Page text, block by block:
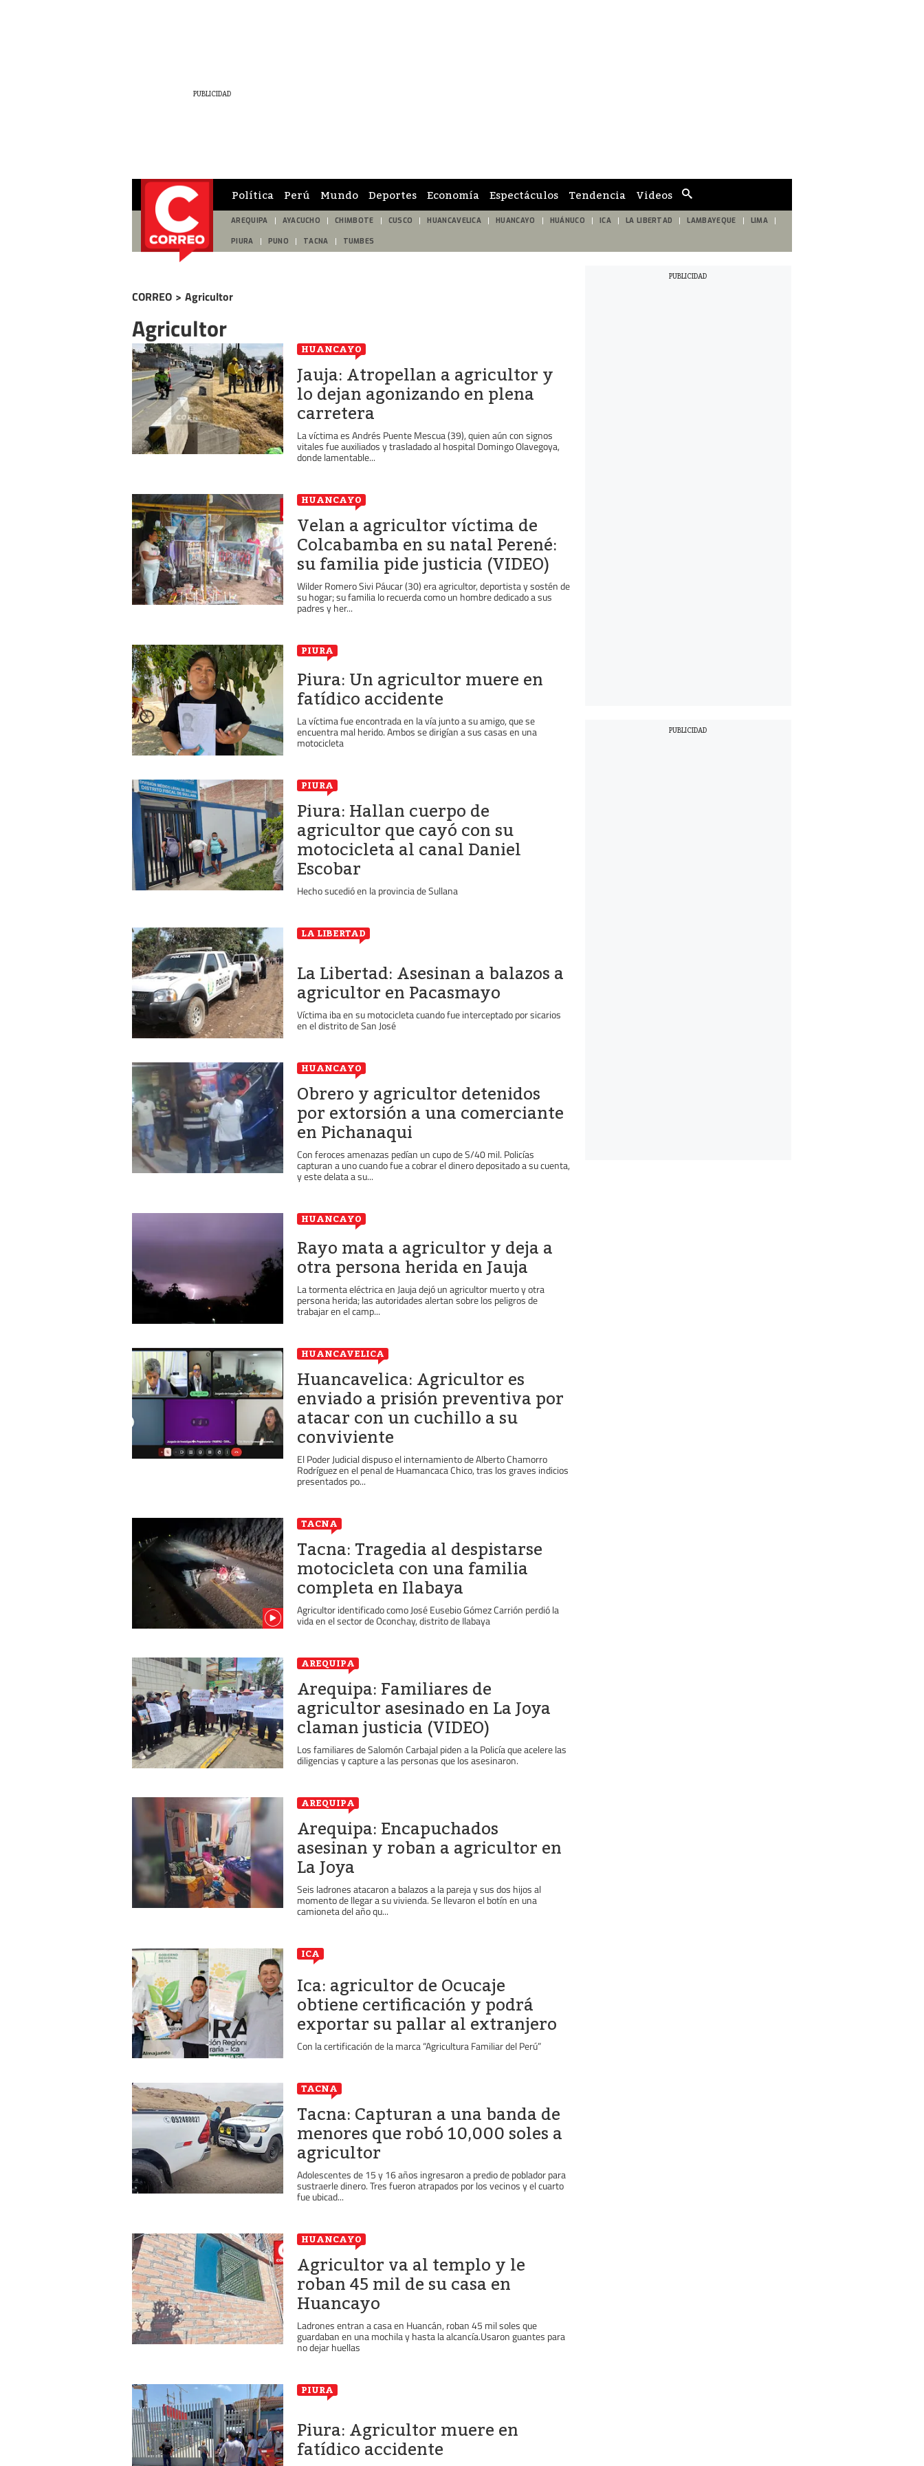
de
búsqueda
Política Perú Mundo Deportes Economía Espectáculos Tendencia Videos
AREQUIPA AYACUCHO CHIMBOTE CUSCO HUANCAVELICA HUANCAYO HUÁNUCO ICA LA LIBERTAD LAMBAYEQUE LIMA
PIURA PUNO TACNA TUMBES
CORREO > Agricultor
Agricultor
HUANCAYO
Jauja: Atropellan a agricultor y
lo dejan agonizando en plena
carretera
La víctima es Andrés Puente Mescua (39), quien aún con signos
vitales fue auxiliados y trasladado al hospital Domingo Olavegoya,
donde lamentable...
HUANCAYO
Velan a agricultor víctima de
Colcabamba en su natal Perené:
su familia pide justicia (VIDEO)
Wilder Romero Sivi Páucar (30) era agricultor, deportista y sostén de
su hogar; su familia lo recuerda como un hombre dedicado a sus
padres y her...
PIURA
Piura: Un agricultor muere en
fatídico accidente
La víctima fue encontrada en la vía junto a su amigo, que se
encuentra mal herido. Ambos se dirigían a sus casas en una
motocicleta
PIURA
Piura: Hallan cuerpo de
agricultor que cayó con su
motocicleta al canal Daniel
Escobar
Hecho sucedió en la provincia de Sullana
LA LIBERTAD
La Libertad: Asesinan a balazos a
agricultor en Pacasmayo
Víctima iba en su motocicleta cuando fue interceptado por sicarios
en el distrito de San José
HUANCAYO
Obrero y agricultor detenidos
por extorsión a una comerciante
en Pichanaqui
Con feroces amenazas pedían un cupo de S/40 mil. Policías
capturan a uno cuando fue a cobrar el dinero depositado a su cuenta,
y este delata a su...
HUANCAYO
Rayo mata a agricultor y deja a
otra persona herida en Jauja
La tormenta eléctrica en Jauja dejó un agricultor muerto y otra
persona herida; las autoridades alertan sobre los peligros de
trabajar en el camp...
HUANCAVELICA
Huancavelica: Agricultor es
enviado a prisión preventiva por
atacar con un cuchillo a su
conviviente
El Poder Judicial dispuso el internamiento de Alberto Chamorro
Rodríguez en el penal de Huamancaca Chico, tras los graves indicios
presentados po...
TACNA
Tacna: Tragedia al despistarse
motocicleta con una familia
completa en Ilabaya
Agricultor identificado como José Eusebio Gómez Carrión perdió la
vida en el sector de Oconchay, distrito de Ilabaya
AREQUIPA
Arequipa: Familiares de
agricultor asesinado en La Joya
claman justicia (VIDEO)
Los familiares de Salomón Carbajal piden a la Policía que acelere las
diligencias y capture a las personas que los asesinaron.
AREQUIPA
Arequipa: Encapuchados
asesinan y roban a agricultor en
La Joya
Seis ladrones atacaron a balazos a la pareja y sus dos hijos al
momento de llegar a su vivienda. Se llevaron el botín en una
camioneta del año qu...
ICA
Ica: agricultor de Ocucaje
obtiene certificación y podrá
exportar su pallar al extranjero
Con la certificación de la marca “Agricultura Familiar del Perú”
TACNA
Tacna: Capturan a una banda de
menores que robó 10,000 soles a
agricultor
Adolescentes de 15 y 16 años ingresaron a predio de poblador para
sustraerle dinero. Tres fueron atrapados por los vecinos y el cuarto
fue ubicad...
HUANCAYO
Agricultor va al templo y le
roban 45 mil de su casa en
Huancayo
Ladrones entran a casa en Huancán, roban 45 mil soles que
guardaban en una mochila y hasta la alcancía.Usaron guantes para
no dejar huellas
PIURA
Piura: Agricultor muere en
fatídico accidente